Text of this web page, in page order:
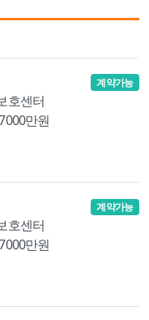
호센터
만원
계약가능
호센터
만원
계약가능